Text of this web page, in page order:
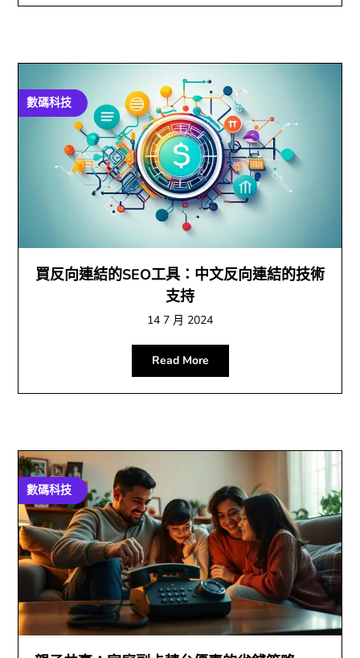
數碼科技
買反向連結的SEO工具：中文反向連結的技術
支持
14 7 月 2024
Read More
數碼科技